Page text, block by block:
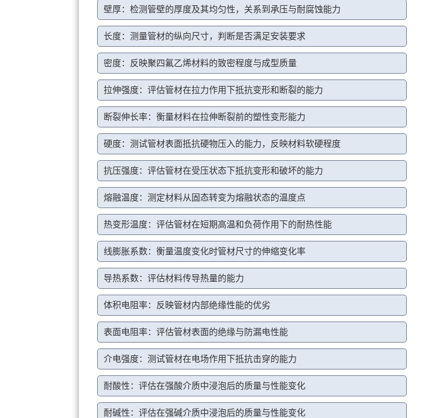
壁厚：检测管壁的厚度及其均匀性，关系到承压与耐腐蚀能力
长度：测量管材的纵向尺寸，判断是否满足安装要求
密度：反映聚四氟乙烯材料的致密程度与成型质量
拉伸强度：评估管材在拉力作用下抵抗变形和断裂的能力
断裂伸长率：衡量材料在拉伸断裂前的塑性变形能力
硬度：测试管材表面抵抗硬物压入的能力，反映材料软硬程度
抗压强度：评估管材在受压状态下抵抗变形和破坏的能力
熔融温度：测定材料从固态转变为熔融状态的温度点
热变形温度：评估管材在短期高温和负荷作用下的耐热性能
线膨胀系数：衡量温度变化时管材尺寸的伸缩变化率
导热系数：评估材料传导热量的能力
体积电阻率：反映管材内部绝缘性能的优劣
表面电阻率：评估管材表面的绝缘与防漏电性能
介电强度：测试管材在电场作用下抵抗击穿的能力
耐酸性：评估在强酸介质中浸泡后的质量与性能变化
耐碱性：评估在强碱介质中浸泡后的质量与性能变化